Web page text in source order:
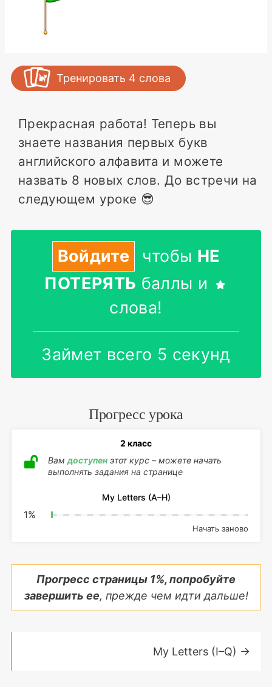
Тренировать 4 слова
Прекрасная работа! Теперь вы
знаете названия первых букв
английского алфавита и можете
назвать 8 новых слов. До встречи на
следующем уроке 😎
Войдите чтобы НЕ
ПОТЕРЯТЬ баллы и
слова!
Займет всего 5 секунд
Прогресс урока
2 класс
Вам доступенэтот курс – можете начать
выполнять задания на странице
My Letters (A–H)
1%
Начать заново
Прогресс страницы 1%, попробуйте
завершить ее, прежде чем идти дальше!
My Letters (I–Q) →